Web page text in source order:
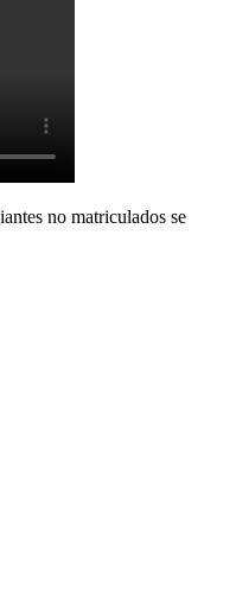
no matriculados se